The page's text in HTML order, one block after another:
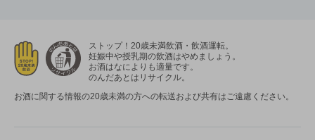
ストップ！20歳未満飲酒・飲酒運転。
妊娠中や授乳期の飲酒はやめましょう。
お酒はなによりも適量です。
のんだあとはリサイクル。
お酒に関する情報の20歳未満の方への転送および共有はご遠慮ください。